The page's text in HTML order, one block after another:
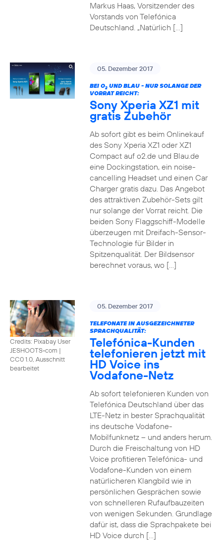
Markus Haas, Vorsitzender des
Vorstands von Telefónica
Deutschland. „Natürlich […]
05. Dezember 2017
BEI O2UND BLAU - NUR SOLANGE DER
VORRAT REICHT:
Sony Xperia XZ1 mit
gratis Zubehör
Ab sofort gibt es beim Onlinekauf
des Sony Xperia XZ1 oder XZ1
Compact auf o2.de und Blau.de
eine Dockingstation, ein noise-
cancelling Headset und einen Car
Charger gratis dazu. Das Angebot
des attraktiven Zubehör-Sets gilt
nur solange der Vorrat reicht. Die
beiden Sony Flaggschiff-Modelle
überzeugen mit Dreifach-Sensor-
Technologie für Bilder in
Spitzenqualität. Der Bildsensor
berechnet voraus, wo […]
Credits: Pixabay User
JESHOOTS-com |
CC0 1.0, Ausschnitt
bearbeitet
05. Dezember 2017
TELEFONATE IN AUSGEZEICHNETER
SPRACHQUALITÄT:
Telefónica-Kunden
telefonieren jetzt mit
HD Voice ins
Vodafone-Netz
Ab sofort telefonieren Kunden von
Telefónica Deutschland über das
LTE-Netz in bester Sprachqualität
ins deutsche Vodafone-
Mobilfunknetz – und anders herum.
Durch die Freischaltung von HD
Voice profitieren Telefónica- und
Vodafone-Kunden von einem
natürlicheren Klangbild wie in
persönlichen Gesprächen sowie
von schnelleren Rufaufbauzeiten
von wenigen Sekunden. Grundlage
dafür ist, dass die Sprachpakete bei
HD Voice durch […]